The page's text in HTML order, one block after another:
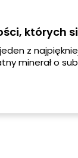
których
z
minerał o